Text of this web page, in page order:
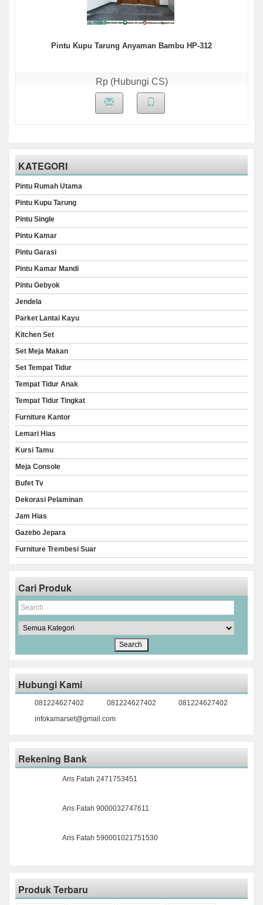
Pintu Kupu Tarung Anyaman Bambu HP-312
Rp (Hubungi CS)
KATEGORI
Pintu Rumah Utama
Pintu Kupu Tarung
Pintu Single
Pintu Kamar
Pintu Garasi
Pintu Kamar Mandi
Pintu Gebyok
Jendela
Parket Lantai Kayu
Kitchen Set
Set Meja Makan
Set Tempat Tidur
Tempat Tidur Anak
Tempat Tidur Tingkat
Furniture Kantor
Lemari Hias
Kursi Tamu
Meja Console
Bufet Tv
Dekorasi Pelaminan
Jam Hias
Gazebo Jepara
Furniture Trembesi Suar
Cari Produk
Hubungi Kami
081224627402 081224627402
081224627402
infokamarset@gmail.com
Rekening Bank
Aris Fatah 2471753451
Aris Fatah 9000032747611
Aris Fatah 590001021751530
Produk Terbaru